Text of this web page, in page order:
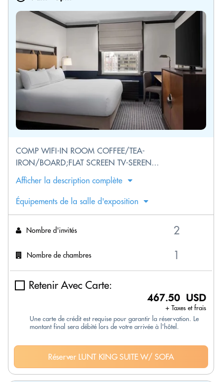
COMP WIFI-IN ROOM COFFEE/TEA-
IRON/BOARD;FLAT SCREEN TV-SEREN...
Afficher la description complète
Équipements de la salle d'exposition
Nombre d'invités
Nombre de chambres
Retenir Avec Carte:
467.50 USD
+ Taxes et frais
Une carte de crédit est requise pour garantir la réservation. Le
montant final sera débité lors de votre arrivée à l'hôtel.
Réserver LUNT KING SUITE W/ SOFA